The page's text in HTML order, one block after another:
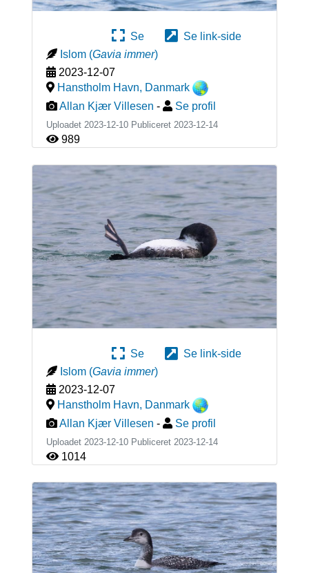
Se
Se link-side
Islom (Gavia immer)
2023-12-07
Hanstholm Havn, Danmark
Allan Kjær Villesen - Se profil
Uploadet 2023-12-10 Publiceret 2023-12-14
989
Se
Se link-side
Islom (Gavia immer)
2023-12-07
Hanstholm Havn, Danmark
Allan Kjær Villesen - Se profil
Uploadet 2023-12-10 Publiceret 2023-12-14
1014